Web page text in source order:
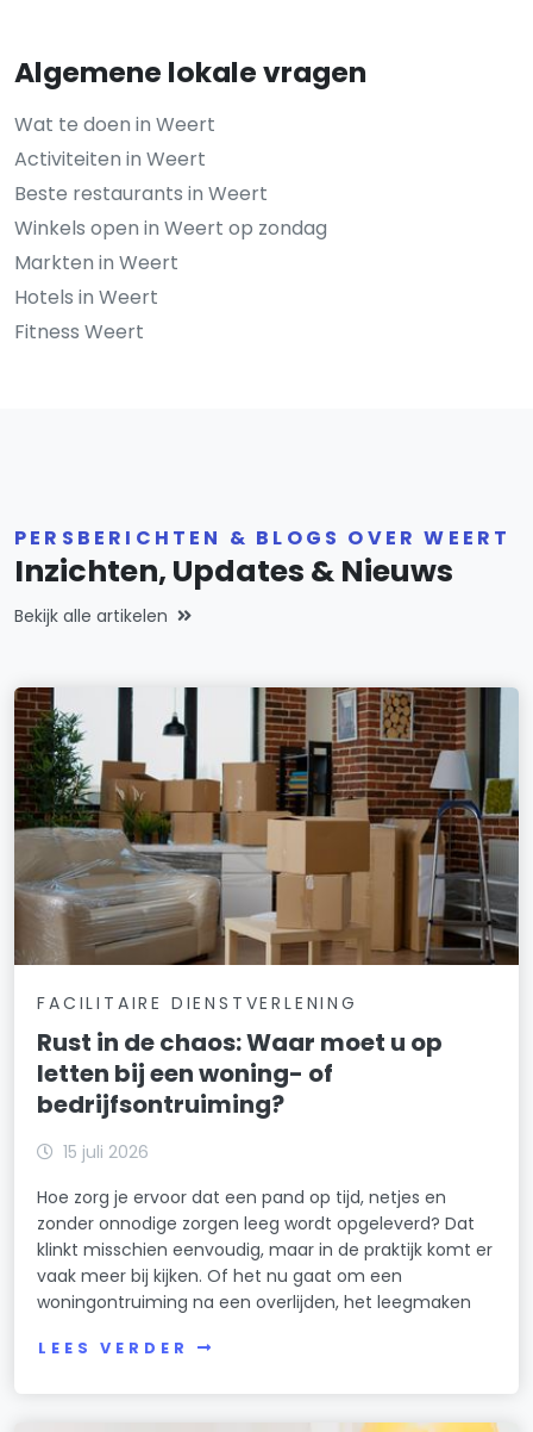
Algemene lokale vragen
Wat te doen in Weert
Activiteiten in Weert
Beste restaurants in Weert
Winkels open in Weert op zondag
Markten in Weert
Hotels in Weert
Fitness Weert
PERSBERICHTEN & BLOGS OVER WEERT
Inzichten, Updates & Nieuws
Bekijk alle artikelen
FACILITAIRE DIENSTVERLENING
Rust in de chaos: Waar moet u op
letten bij een woning- of
bedrijfsontruiming?
15 juli 2026
Hoe zorg je ervoor dat een pand op tijd, netjes en
zonder onnodige zorgen leeg wordt opgeleverd? Dat
klinkt misschien eenvoudig, maar in de praktijk komt er
vaak meer bij kijken. Of het nu gaat om een
woningontruiming na een overlijden, het leegmaken
LEES VERDER